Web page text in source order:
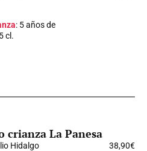
: 5 años de
cl.
crianza La Panesa
Hidalgo 38,90€